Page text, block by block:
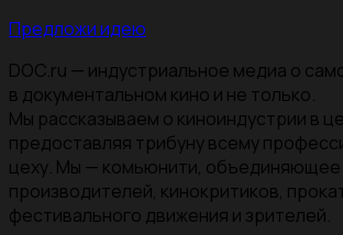
Предложи идею
DOC.ru — индустриальное медиа о
в документальном кино и не только.
Мы рассказываем о киноиндустрии в
предоставляя трибуну всему
цеху. Мы — комьюнити, объединяющее
производителей, кинокритиков,
фестивального движения и зрителей.